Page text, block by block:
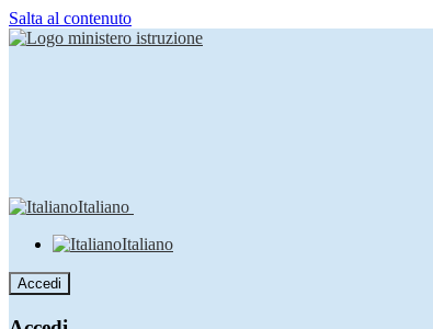
Salta al contenuto
Italiano
Italiano
Accedi